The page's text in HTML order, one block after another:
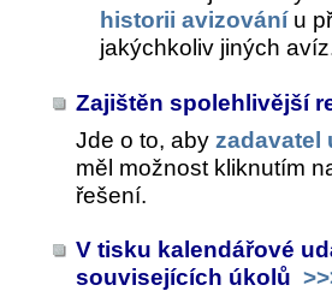
historii avizováníu
jakýchkoliv jiných
Zajištěn spolehlivější
Jde o to, aby zadavatel
měl možnost kliknutím
řešení.
V tisku kalendářové
souvisejících úkolů